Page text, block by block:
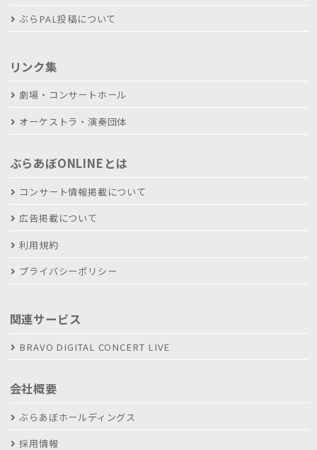
ぶらPAL投稿について
リンク集
劇場・コンサートホール
オーケストラ・演奏団体
ぶらあぼONLINEとは
コンサート情報掲載について
広告掲載について
利用規約
プライバシーポリシー
関連サービス
BRAVO DIGITAL CONCERT LIVE
会社概要
ぶらあぼホールディングス
採用情報